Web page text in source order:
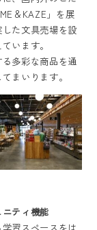
＆KAZE」を展
た文具売場を設
います。
多彩な商品を通
まいります。
ティ機能
習スペースをは